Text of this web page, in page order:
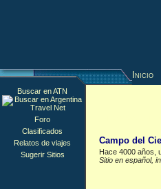
Inicio
Campo del
Hace 4000 años,
Sitio en español,
Buscar en ATN
Foro
Clasificados
Relatos de viajes
Sugerir Sitios